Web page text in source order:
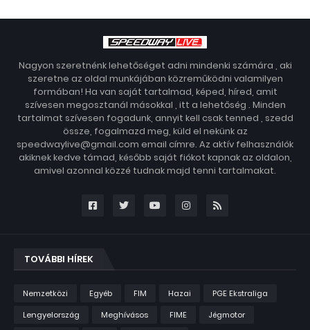
Nagyon szeretnénk lehetőséget adni mindenki számára , aki
szeretne az oldal munkájában közreműködni valamilyen
formában! Ha van saját tartalmad, képed, híred, amit
szívesen megosztanál másokkal , itt a lehetőség . Minden
tartalmat szívesen fogadunk, annyit kell csak tenned , szedd
össze, fogalmazd meg, küld el nekünk az
speedwaylive@gmail.com email címre. Az aktív felhasználók
akiknek kedve támad, később saját fiókot kapnak az oldalon,
amivel azonnal közzé tudnak majd tenni tartalmakat.
TOVÁBBI HÍREK
Nemzetközi Egyéb FIM Hazai
PGE Ekstraliga
Lengyelország
Meghívásos FIME
Jégmotor